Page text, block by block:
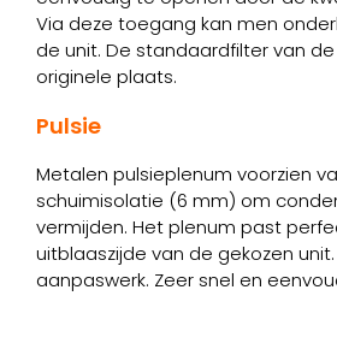
Via deze toegang kan men
de unit. De standaardfilter van
originele plaats.
Pulsie
Metalen pulsieplenum voorzien
schuimisolatie (6 mm) om
vermijden. Het plenum past
uitblaaszijde van de gekozen
aanpaswerk. Zeer snel en